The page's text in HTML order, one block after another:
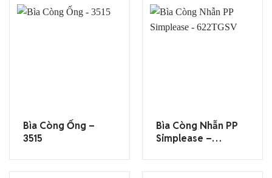
Bìa Còng Ống –
3515
Bìa Còng Nhẫn PP
Simplease –